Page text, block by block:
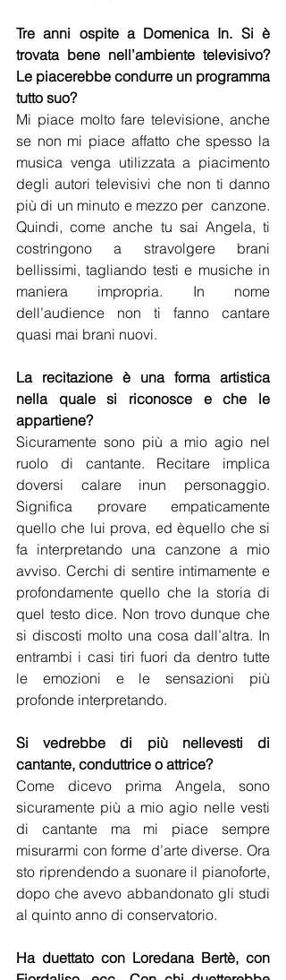
Tre anni ospite a Domenica In. Si è
trovata bene nell’ambiente televisivo?
Le piacerebbe condurre un programma
tutto suo?
Mi piace molto fare televisione, anche
se non mi piace affatto che spesso la
musica venga utilizzata a piacimento
degli autori televisivi che non ti danno
più di un minuto e mezzo per  canzone.
Quindi, come anche tu sai Angela, ti
costringono a stravolgere brani
bellissimi, tagliando testi e musiche in
maniera impropria. In nome
dell’audience non ti fanno cantare
quasi mai brani nuovi.
La recitazione è una forma artistica
nella quale si riconosce e che le
appartiene?
Sicuramente sono più a mio agio nel
ruolo di cantante. Recitare implica
doversi calare inun personaggio.
Significa provare empaticamente
quello che lui prova, ed èquello che si
fa interpretando una canzone a mio
avviso. Cerchi di sentire intimamente e
profondamente quello che la storia di
quel testo dice. Non trovo dunque che
si discosti molto una cosa dall’altra. In
entrambi i casi tiri fuori da dentro tutte
le emozioni e le sensazioni più
profonde interpretando.
Si vedrebbe di più nellevesti di
cantante, conduttrice o attrice?
Come dicevo prima Angela, sono
sicuramente più a mio agio nelle vesti
di cantante ma mi piace sempre
misurarmi con forme d’arte diverse. Ora
sto riprendendo a suonare il pianoforte,
dopo che avevo abbandonato gli studi
al quinto anno di conservatorio.
Ha duettato con Loredana Bertè, con